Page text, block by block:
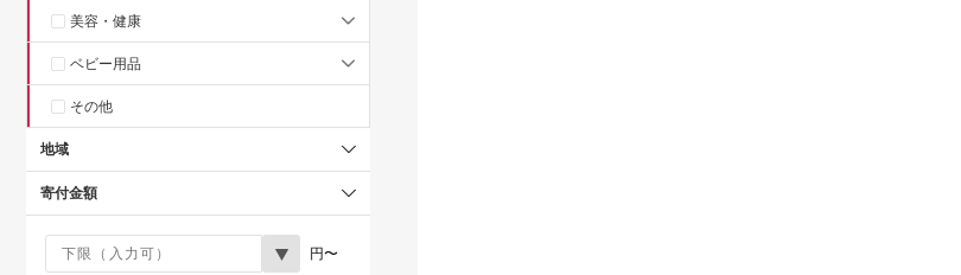
美容・健康
ベビー用品
その他
地域
寄付金額
円〜